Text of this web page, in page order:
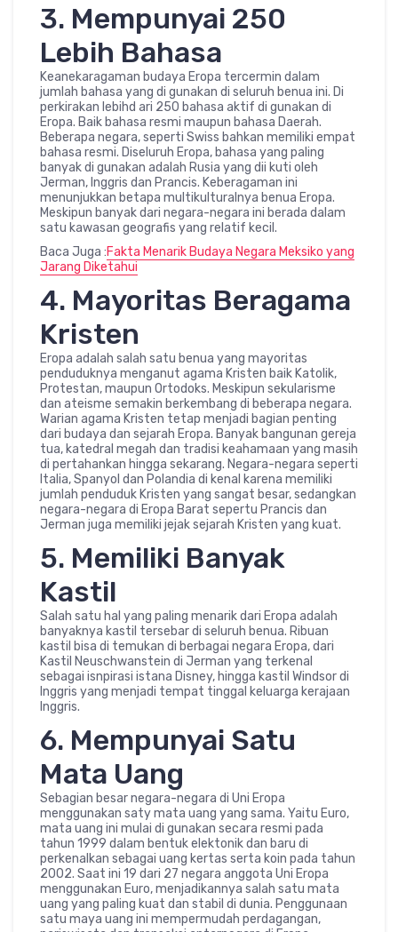
3. Mempunyai 250
Lebih Bahasa
Keanekaragaman budaya Eropa tercermin dalam
jumlah bahasa yang di gunakan di seluruh benua ini. Di
perkirakan lebihd ari 250 bahasa aktif di gunakan di
Eropa. Baik bahasa resmi maupun bahasa Daerah.
Beberapa negara, seperti Swiss bahkan memiliki empat
bahasa resmi. Diseluruh Eropa, bahasa yang paling
banyak di gunakan adalah Rusia yang dii kuti oleh
Jerman, Inggris dan Prancis. Keberagaman ini
menunjukkan betapa multikulturalnya benua Eropa.
Meskipun banyak dari negara-negara ini berada dalam
satu kawasan geografis yang relatif kecil.
Baca Juga :Fakta Menarik Budaya Negara Meksiko yang
Jarang Diketahui
4. Mayoritas Beragama
Kristen
Eropa adalah salah satu benua yang mayoritas
penduduknya menganut agama Kristen baik Katolik,
Protestan, maupun Ortodoks. Meskipun sekularisme
dan ateisme semakin berkembang di beberapa negara.
Warian agama Kristen tetap menjadi bagian penting
dari budaya dan sejarah Eropa. Banyak bangunan gereja
tua, katedral megah dan tradisi keahamaan yang masih
di pertahankan hingga sekarang. Negara-negara seperti
Italia, Spanyol dan Polandia di kenal karena memiliki
jumlah penduduk Kristen yang sangat besar, sedangkan
negara-negara di Eropa Barat sepertu Prancis dan
Jerman juga memiliki jejak sejarah Kristen yang kuat.
5. Memiliki Banyak
Kastil
Salah satu hal yang paling menarik dari Eropa adalah
banyaknya kastil tersebar di seluruh benua. Ribuan
kastil bisa di temukan di berbagai negara Eropa, dari
Kastil Neuschwanstein di Jerman yang terkenal
sebagai isnpirasi istana Disney, hingga kastil Windsor di
Inggris yang menjadi tempat tinggal keluarga kerajaan
Inggris.
6. Mempunyai Satu
Mata Uang
Sebagian besar negara-negara di Uni Eropa
menggunakan saty mata uang yang sama. Yaitu Euro,
mata uang ini mulai di gunakan secara resmi pada
tahun 1999 dalam bentuk elektonik dan baru di
perkenalkan sebagai uang kertas serta koin pada tahun
2002. Saat ini 19 dari 27 negara anggota Uni Eropa
menggunakan Euro, menjadikannya salah satu mata
uang yang paling kuat dan stabil di dunia. Penggunaan
satu maya uang ini mempermudah perdagangan,